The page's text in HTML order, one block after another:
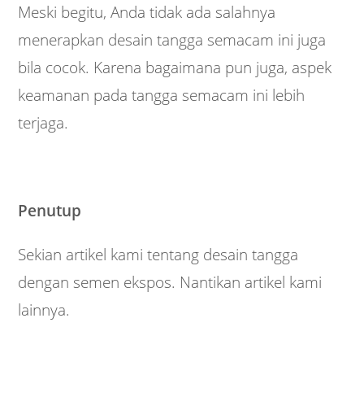
Meski begitu, Anda tidak ada salahnya
menerapkan desain tangga semacam ini juga
bila cocok. Karena bagaimana pun juga, aspek
keamanan pada tangga semacam ini lebih
terjaga.
Penutup
Sekian artikel kami tentang desain tangga
dengan semen ekspos. Nantikan artikel kami
lainnya.